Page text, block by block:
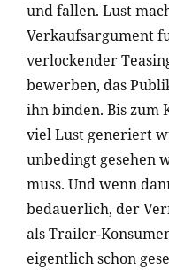
und fallen. Lust
Verkaufsargument
verlockender
bewerben, das
ihn binden. Bis zum
viel Lust generiert
unbedingt gesehen
muss. Und wenn
bedauerlich, der
als Trailer-
eigentlich schon